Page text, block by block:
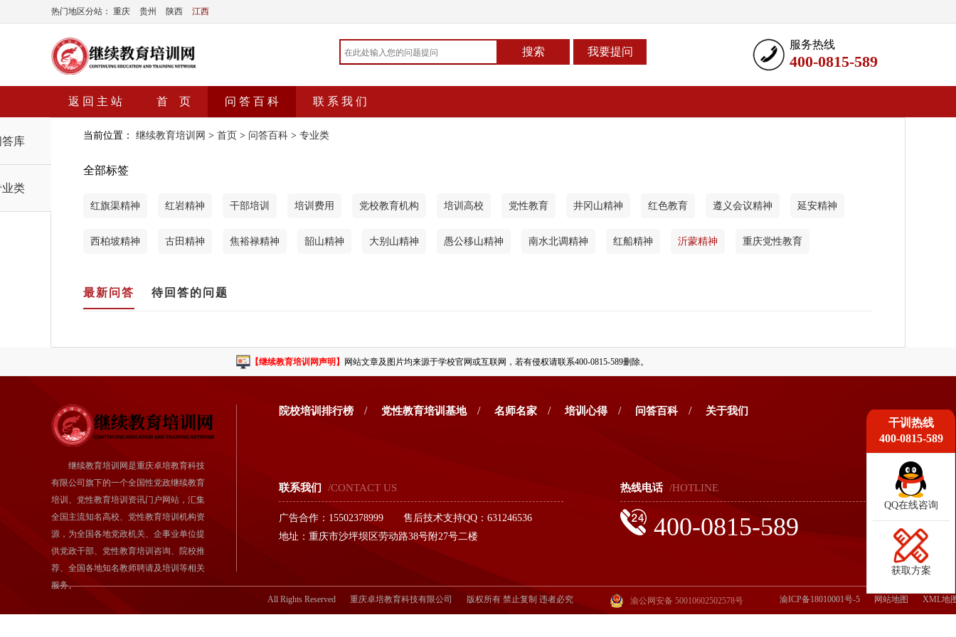
热门地区分站： 重庆 贵州 陕西 江西
服务热线
400-0815-589
返 回 主 站 首 页 问 答 百 科 联 系 我 们
当前位置： 继续教育培训网 > 首页 > 问答百科 > 专业类
全部标签
红旗渠精神 红岩精神 干部培训 培训费用 党校教育机构 培训高校 党性教育 井冈山精神 红色教育 遵义会议精神 延安精神
西柏坡精神 古田精神 焦裕禄精神 韶山精神 大别山精神 愚公移山精神 南水北调精神 红船精神 沂蒙精神 重庆党性教育
最新问答 待回答的问题
库
类
【继续教育培训网声明】 网站文章及图片均来源于学校官网或互联网，若有侵权请联系400-0815-589删除。
继续教育培训网是重庆卓培教育科技
有限公司旗下的一个全国性党政继续教育
培训、党性教育培训资讯门户网站，汇集
全国主流知名高校、党性教育培训机构资
源，为全国各地党政机关、企事业单位提
供党政干部、党性教育培训咨询、院校推
荐、全国各地知名教师聘请及培训等相关
服务。
院校培训排行榜 / 党性教育培训基地 / 名师名家 / 培训心得 / 问答百科 / 关于我们
联系我们 /CONTACT US
广告合作：15502378999 售后技术支持QQ：631246536
地址：重庆市沙坪坝区劳动路38号附27号二楼
热线电话 /HOTLINE
400-0815-589
All Rights Reserved 重庆卓培教育科技有限公司 版权所有 禁止复制 违者必究 渝公网安备 50010602502578号 渝ICP备18010001号-5 网站地图 XML地
干训热线
400-0815-589
QQ在线咨询
获取方案